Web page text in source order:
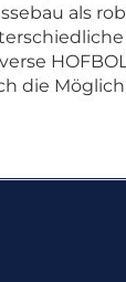
als
die